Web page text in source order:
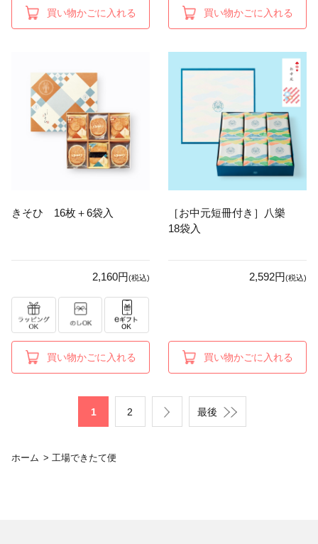
買い物かごに入れる 買い物かごに入れる
きそひ 16枚＋6袋入
2,160円(税込)
買い物かごに入れる
［お中元短冊付き］八樂
18袋入
2,592円(税込)
買い物かごに入れる
1 2 最後
ホーム > 工場できたて便